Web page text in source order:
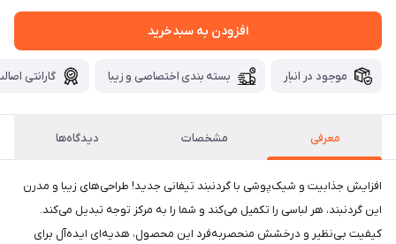
افزودن به سبدخرید
موجود در انبار بسته بندی اختصاصی و زیبا گارانتی
معرفی مشخصات دیدگاه‌ها
افزایش جذابیت و شیک‌پوشی با گردنبند تیفانی جدید! طراحی‌های زیبا و مدرن
این گردنبند، هر لباسی را تکمیل می‌کند و شما را به مرکز توجه تبدیل می‌کند.
کیفیت بی‌نظیر و درخشش منحصر‌به‌فرد این محصول، هدیه‌ای ایده‌آل برای